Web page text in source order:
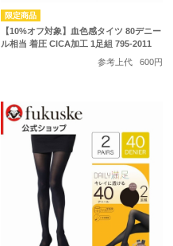
【10%オフ対象】血色感タイツ 80デニー
ル相当 着圧 CICA加工 1足組 795-2011
参考上代
600円